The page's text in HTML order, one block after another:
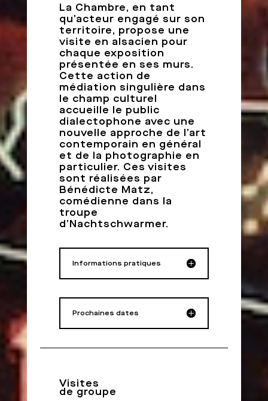
La Chambre, en tant
qu’acteur engagé sur son
territoire, propose une
visite en alsacien pour
chaque exposition
présentée en ses murs.
Cette action de
médiation singulière dans
le champ culturel
accueille le public
dialectophone avec une
nouvelle approche de l’art
contemporain en général
et de la photographie en
particulier. Ces visites
sont réalisées par
Bénédicte Matz,
comédienne dans la
troupe
d’Nachtschwarmer.
Informations pratiques
Prochaines dates
Visites
de groupe